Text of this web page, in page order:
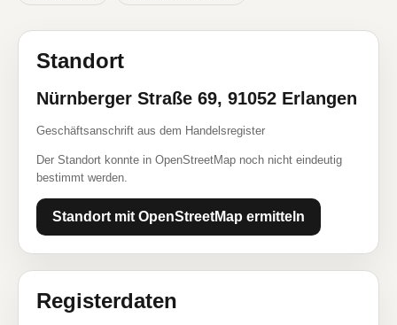
Standort
Nürnberger Straße 69, 91052 Erlangen
Geschäftsanschrift aus dem Handelsregister
Der Standort konnte in OpenStreetMap noch nicht eindeutig
bestimmt werden.
Standort mit OpenStreetMap ermitteln
Registerdaten